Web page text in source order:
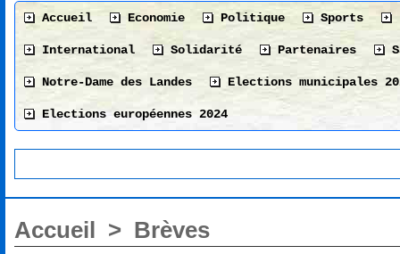
Accueil Economie Politique Sports
International Solidarité Partenaires
Notre-Dame des Landes Elections municipales
Elections européennes 2024
Accueil > Brèves